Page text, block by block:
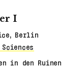
I
Berlin
in den Ruinen